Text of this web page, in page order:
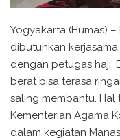
Yogyakarta (Humas)
dibutuhkan
dengan petugas haji.
berat bisa terasa
saling membantu.
Kementerian Agama
dalam kegiatan